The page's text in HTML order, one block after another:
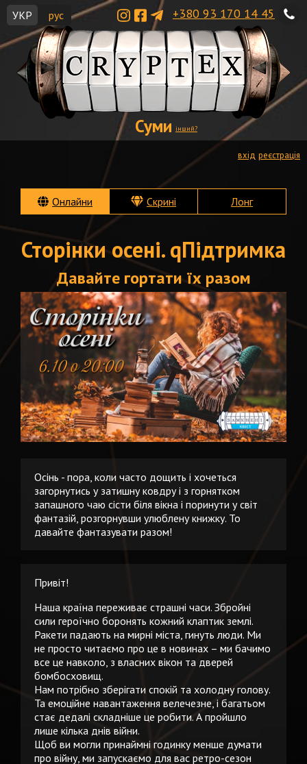
+380 93 170 14 45
Суми інший?
вхід реєстрація
УКР рус
Онлайни Скрині Лонг
Сторінки осені. qПідтримка
Давайте гортати їх разом
Осінь - пора, коли часто дощить і хочеться
загорнутись у затишну ковдру і з горнятком
запашного чаю сісти біля вікна і поринути у світ
фантазій, розгорнувши улюблену книжку. То
давайте фантазувати разом!
Привіт!
Наша країна переживає страшні часи. Збройні
сили героїчно боронять кожний клаптик землі.
Ракети падають на мирні міста, гинуть люди. Ми
не просто читаємо про це в новинах – ми бачимо
все це навколо, з власних вікон та дверей
бомбосховищ.
Нам потрібно зберігати спокій та холодну голову.
Та емоційне навантаження велечезне, і багатьом
стає дедалі складніше це робити. А пройшло
лише кілька днів війни.
Щоб ви могли принаймні годинку менше думати
про війну, ми запускаємо для вас ретро-сезон